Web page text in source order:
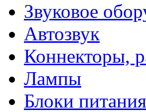
Звуковое
Автозвук
Коннекторы,
Лампы
Блоки питания